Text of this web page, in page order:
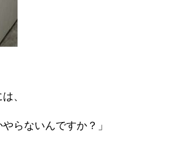
、
らないんですか？」